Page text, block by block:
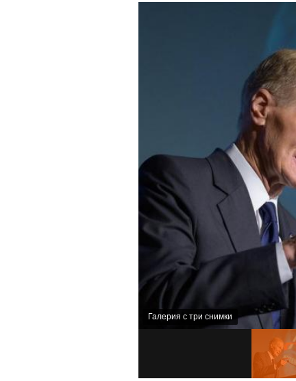
Галерия с три снимки